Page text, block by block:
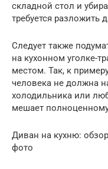
складной стол и
требуется разложить
Следует также
на кухонном уголке-
местом. Так, к
человека не должна
холодильника или
мешает
Диван на кухню:
фото